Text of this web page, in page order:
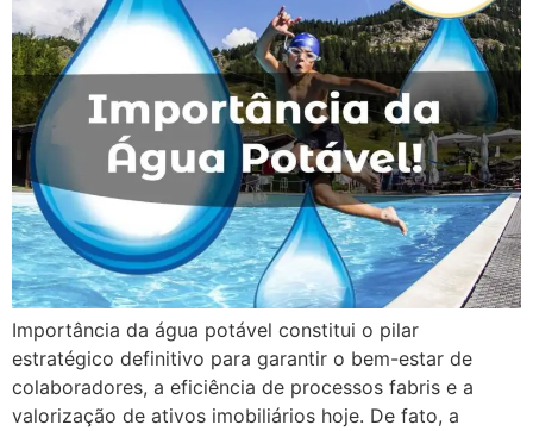
Importância da água potável constitui o pilar
estratégico definitivo para garantir o bem-estar de
colaboradores, a eficiência de processos fabris e a
valorização de ativos imobiliários hoje. De fato, a